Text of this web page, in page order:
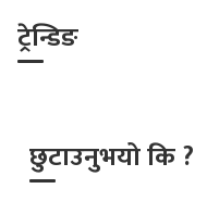
ट्रेन्डिङ
छुटाउनुभयो कि ?